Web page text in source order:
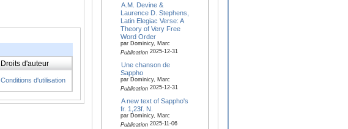
Droits d'auteur
Conditions d'utilisation
A.M. Devine &
Laurence D. Stephens,
Latin Elegiac Verse: A
Theory of Very Free
Word Order
par Dominicy, Marc
Publication2025-12-31
Une chanson de
Sappho
par Dominicy, Marc
Publication2025-12-31
A new text of Sappho's
fr. 1,23f. N.
par Dominicy, Marc
Publication2025-11-06